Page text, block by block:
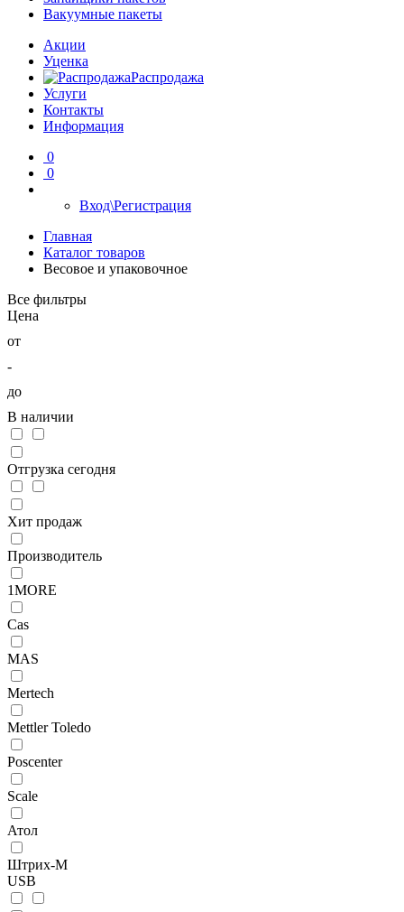
Вакуумные пакеты
Акции
Уценка
Распродажа
Услуги
Контакты
Информация
0
0
Вход\Регистрация
Главная
Каталог товаров
Весовое и упаковочное
Все фильтры
Цена
от
-
до
В наличии
Отгрузка сегодня
Хит продаж
Производитель
1MORE
Cas
MAS
Mertech
Mettler Toledo
Poscenter
Scale
Атол
Штрих-М
USB